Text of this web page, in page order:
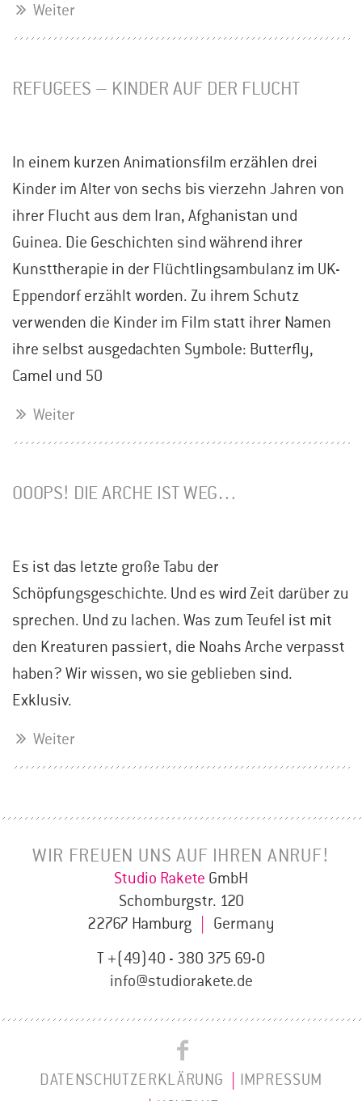
Weiter
REFUGEES – KINDER AUF DER FLUCHT
In einem kurzen Animationsfilm erzählen drei
Kinder im Alter von sechs bis vierzehn Jahren von
ihrer Flucht aus dem Iran, Afghanistan und
Guinea. Die Geschichten sind während ihrer
Kunsttherapie in der Flüchtlingsambulanz im UK-
Eppendorf erzählt worden. Zu ihrem Schutz
verwenden die Kinder im Film statt ihrer Namen
ihre selbst ausgedachten Symbole: Butterfly,
Camel und 50
Weiter
OOOPS! DIE ARCHE IST WEG…
Es ist das letzte große Tabu der
Schöpfungsgeschichte. Und es wird Zeit darüber zu
sprechen. Und zu lachen. Was zum Teufel ist mit
den Kreaturen passiert, die Noahs Arche verpasst
haben? Wir wissen, wo sie geblieben sind.
Exklusiv.
Weiter
WIR FREUEN UNS AUF IHREN ANRUF!
Studio Rakete GmbH
Schomburgstr. 120
22767 Hamburg
Germany
T +(49)40 - 380 375 69-0
info@studiorakete.de
StudioRakete
DATENSCHUTZERKLÄRUNG
IMPRESSUM